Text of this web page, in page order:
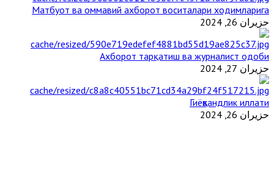
Матбуот ва оммавий ахборот воситалари ходимларига
حزيران 26, 2024
Ахборот тарқатиш ва журналист одоби
حزيران 27, 2024
Гиёҳвандлик иллати
حزيران 26, 2024